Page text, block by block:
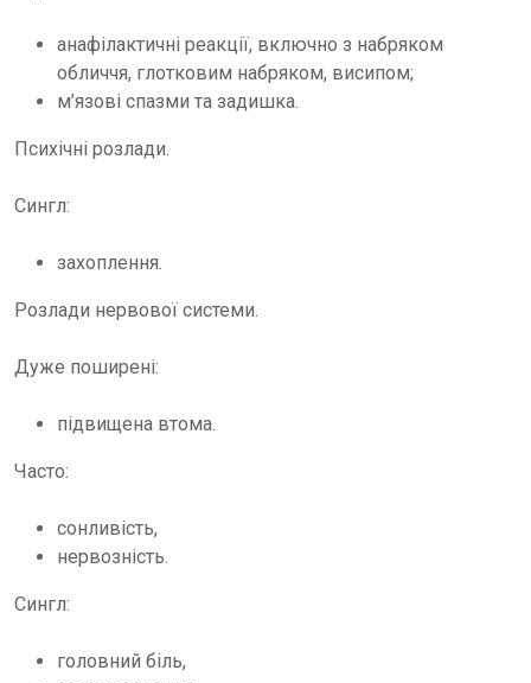
анафілактичні реакції, включно з набряком
обличчя, глотковим набряком, висипом;
м’язові спазми та задишка.
Психічні розлади.
Сингл:
захоплення.
Розлади нервової системи.
Дуже поширені:
підвищена втома.
Часто:
сонливість,
нервозність.
Сингл:
головний біль,